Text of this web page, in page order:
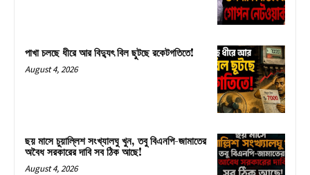
পাখা চলছে ধীরে আর বিদ্যুৎ বিল ছুটছে রকেটগতিতে!
August 4, 2026
ছয় মাসে চুয়াল্লিশ সংখ্যালঘু খুন, তবু বিএনপি-জামাতের
অবৈধ সরকারের দাবি সব ঠিক আছে!
August 4, 2026